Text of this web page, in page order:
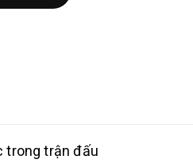
trong trận đấu